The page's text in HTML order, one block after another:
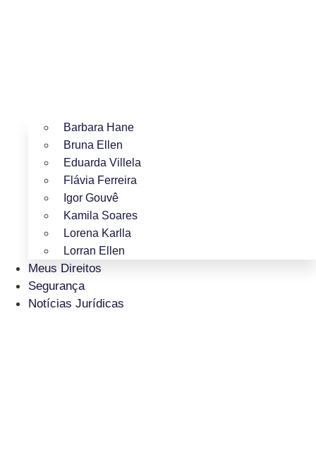
Barbara Hane
Bruna Ellen
Eduarda Villela
Flávia Ferreira
Igor Gouvê
Kamila Soares
Lorena Karlla
Lorran Ellen
Meus Direitos
Segurança
Notícias Jurídicas